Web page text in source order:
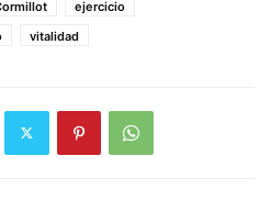
ejercicio
vitalidad